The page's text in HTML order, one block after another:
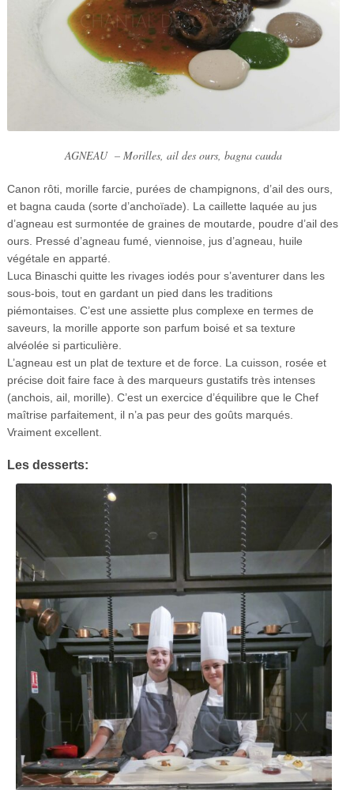
AGNEAU– Morilles, ail des ours, bagna cauda
Canon rôti, morille farcie, purées de champignons, d’ail des ours,
et bagna cauda (sorte d’anchoïade). La caillette laquée au jus
d’agneau est surmontée de graines de moutarde, poudre d’ail des
ours. Pressé d’agneau fumé, viennoise, jus d’agneau, huile
végétale en apparté.
Luca Binaschi quitte les rivages iodés pour s’aventurer dans les
sous-bois, tout en gardant un pied dans les traditions
piémontaises. C’est une assiette plus complexe en termes de
saveurs, la morille apporte son parfum boisé et sa texture
alvéolée si particulière.
L’agneau est un plat de texture et de force. La cuisson, rosée et
précise doit faire face à des marqueurs gustatifs très intenses
(anchois, ail, morille). C’est un exercice d’équilibre que le Chef
maîtrise parfaitement, il n’a pas peur des goûts marqués.
Vraiment excellent.
Les desserts: